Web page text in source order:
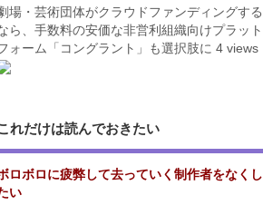
場・芸術団体がクラウドファンディングする
ら、手数料の安価な非営利組織向けプラット
ォーム「コングラント」も選択肢に 4 views
れだけは読んでおきたい
ロボロに疲弊して去っていく制作者をなくし
い